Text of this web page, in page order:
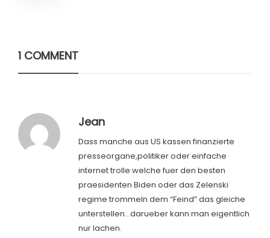
1 COMMENT
Jean
Dass manche aus US kassen finanzierte
presseorgane,politiker oder einfache
internet trolle welche fuer den besten
praesidenten Biden oder das Zelenski
regime trommeln dem “Feind” das gleiche
unterstellen…darueber kann man eigentlich
nur lachen.